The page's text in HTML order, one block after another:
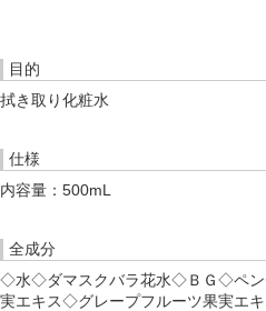
目的
拭き取り化粧水
仕様
内容量：500mL
全成分
◇水◇ダマスクバラ花水◇ＢＧ◇ペン
実エキス◇グレープフルーツ果実エ